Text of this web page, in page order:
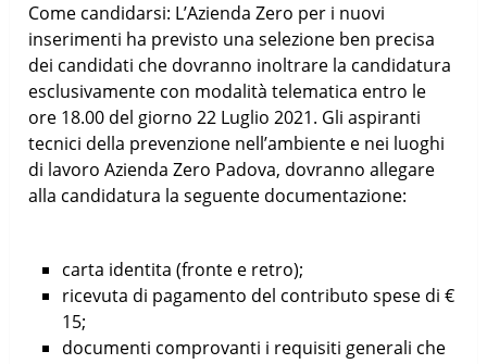
Come candidarsi: L’Azienda Zero per i nuovi
inserimenti ha previsto una selezione ben precisa
dei candidati che dovranno inoltrare la candidatura
esclusivamente con modalità telematica entro le
ore 18.00 del giorno 22 Luglio 2021. Gli aspiranti
tecnici della prevenzione nell’ambiente e nei luoghi
di lavoro Azienda Zero Padova, dovranno allegare
alla candidatura la seguente documentazione:
carta identita (fronte e retro);
ricevuta di pagamento del contributo spese di €
15;
documenti comprovanti i requisiti generali che